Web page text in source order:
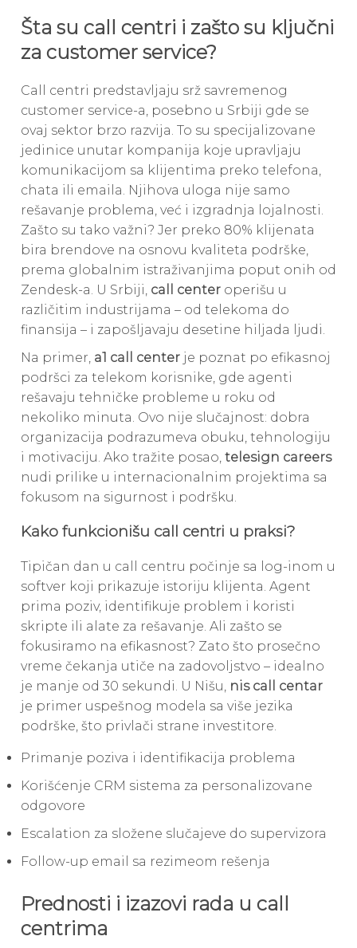
Šta su call centri i zašto su ključni
za customer service?
Call centri predstavljaju srž savremenog
customer service-a, posebno u Srbiji gde se
ovaj sektor brzo razvija. To su specijalizovane
jedinice unutar kompanija koje upravljaju
komunikacijom sa klijentima preko telefona,
chata ili emaila. Njihova uloga nije samo
rešavanje problema, već i izgradnja lojalnosti.
Zašto su tako važni? Jer preko 80% klijenata
bira brendove na osnovu kvaliteta podrške,
prema globalnim istraživanjima poput onih od
Zendesk-a. U Srbiji, call center operišu u
različitim industrijama – od telekoma do
finansija – i zapošljavaju desetine hiljada ljudi.
Na primer, a1 call center je poznat po efikasnoj
podršci za telekom korisnike, gde agenti
rešavaju tehničke probleme u roku od
nekoliko minuta. Ovo nije slučajnost: dobra
organizacija podrazumeva obuku, tehnologiju
i motivaciju. Ako tražite posao, telesign careers
nudi prilike u internacionalnim projektima sa
fokusom na sigurnost i podršku.
Kako funkcionišu call centri u praksi?
Tipičan dan u call centru počinje sa log-inom u
softver koji prikazuje istoriju klijenta. Agent
prima poziv, identifikuje problem i koristi
skripte ili alate za rešavanje. Ali zašto se
fokusiramo na efikasnost? Zato što prosečno
vreme čekanja utiče na zadovoljstvo – idealno
je manje od 30 sekundi. U Nišu, nis call centar
je primer uspešnog modela sa više jezika
podrške, što privlači strane investitore.
Primanje poziva i identifikacija problema
Korišćenje CRM sistema za personalizovane
odgovore
Escalation za složene slučajeve do supervizora
Follow-up email sa rezimeom rešenja
Prednosti i izazovi rada u call
centrima